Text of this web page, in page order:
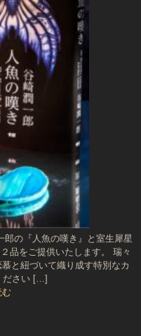
の『人魚の嘆き』と室生犀星
品をご提供いたします。 瑞々
と紐づいて織り成す特別なカ
ださい […]